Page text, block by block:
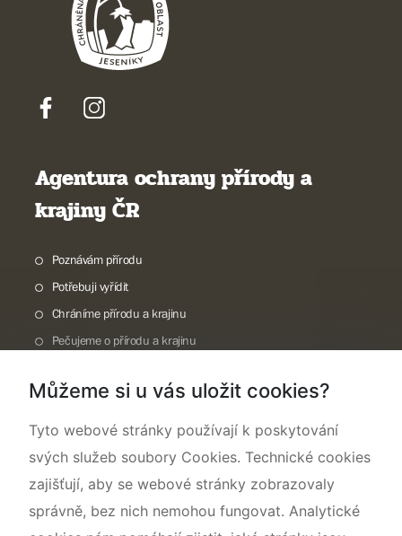
Agentura ochrany přírody a
krajiny ČR
Poznávám přírodu
Potřebuji vyřídit
Chráníme přírodu a krajinu
Pečujeme o přírodu a krajinu
O nás
Můžeme si u vás uložit cookies?
Tyto webové stránky používají k poskytování
svých služeb soubory Cookies. Technické cookies
zajišťují, aby se webové stránky zobrazovaly
správně, bez nich nemohou fungovat. Analytické